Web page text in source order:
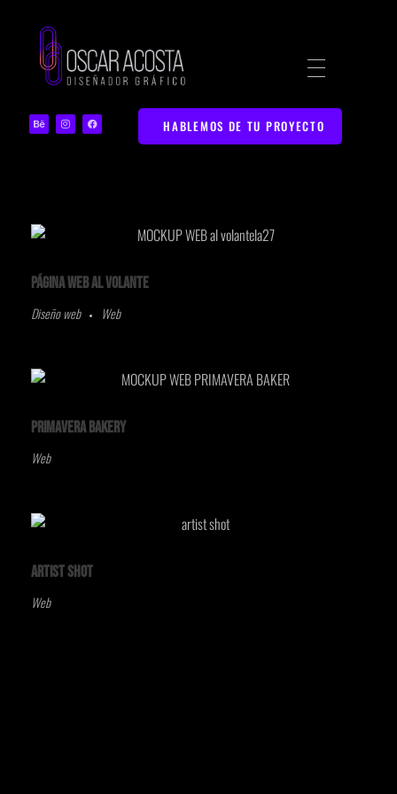
Diseñador Gráfico | Portafolio Web Creativo
Portafolio de Diseño Gráfico y Marketing Digital en Bucaramanga
HABLEMOS DE TU PROYECTO
Página web Al Volante
Diseño web
Web
Primavera Bakery
Web
Artist Shot
Web